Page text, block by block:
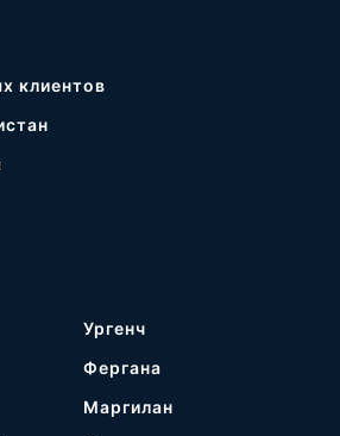
клиентов
Ургенч
Фергана
Маргилан